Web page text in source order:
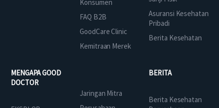
Konsumen
FAQ B2B
GoodCare Clinic
Kemitraan Merek
Asuransi Kesehatan
Pribadi
Berita Kesehatan
MENGAPA GOOD
DOCTOR
Jaringan Mitra
BERITA
Berita Kesehatan